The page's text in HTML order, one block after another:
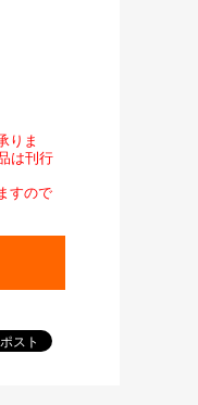
りま
は刊行
すので